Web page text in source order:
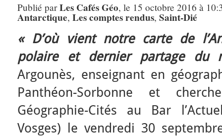
Publié parLes Cafés Géo, le 15 octobre 2016 à
Antarctique, Les comptes rendus, Saint-Dié
« D’où vient notre carte de
polaire et dernier partage du
Argounès, enseignant en
Panthéon-Sorbonne et
Géographie-Cités au Bar
Vosges) le vendredi 30